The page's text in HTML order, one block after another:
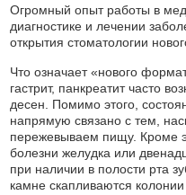
Огромный опыт работы в
диагностике и лечении
открытия стоматологии
Что означает «нового
гастрит, панкреатит часто
десен. Помимо этого,
напрямую связано с тем,
пережевываем пищу. Кроме
болезни желудка или
при наличии в полости рта
камне скапливаются